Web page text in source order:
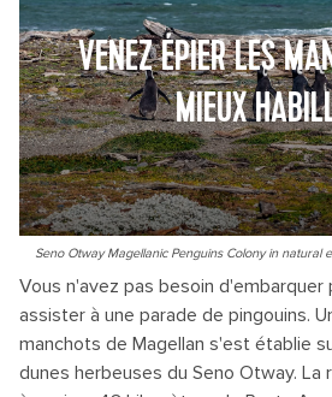
VENEZ ÉPIER LES
MIEUX
Seno Otway Magellanic Penguins Colony in natural
Vous n'avez pas besoin d'embarquer
assister à une parade de pingouins.
manchots de Magellan s'est établie
dunes herbeuses du Seno Otway.